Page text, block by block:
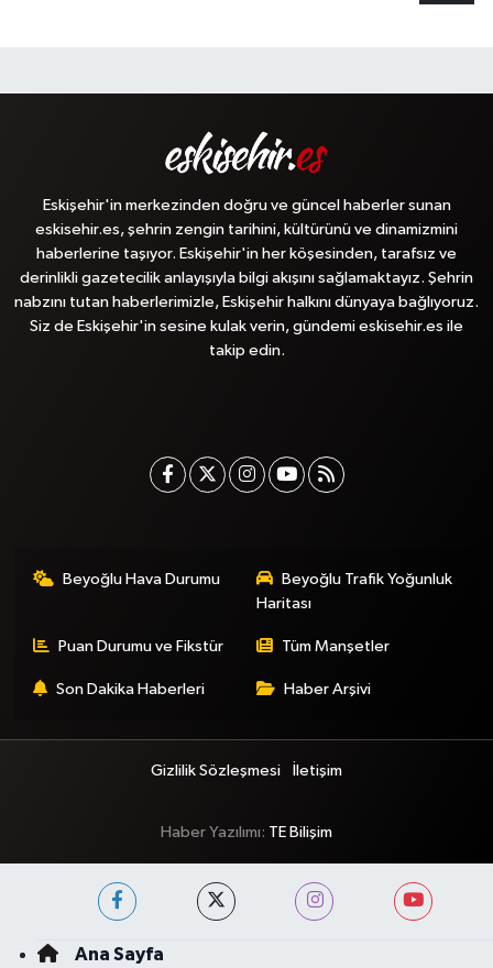
Eskişehir'in merkezinden doğru ve güncel haberler sunan
eskisehir.es, şehrin zengin tarihini, kültürünü ve dinamizmini
haberlerine taşıyor. Eskişehir'in her köşesinden, tarafsız ve
derinlikli gazetecilik anlayışıyla bilgi akışını sağlamaktayız. Şehrin
nabzını tutan haberlerimizle, Eskişehir halkını dünyaya bağlıyoruz.
Siz de Eskişehir'in sesine kulak verin, gündemi eskisehir.es ile
takip edin.
Beyoğlu Hava Durumu
Beyoğlu Trafik Yoğunluk
Haritası
Puan Durumu ve Fikstür Tüm Manşetler
Son Dakika Haberleri Haber Arşivi
Gizlilik Sözleşmesi İletişim
Haber Yazılımı: TE Bilişim
Ana Sayfa